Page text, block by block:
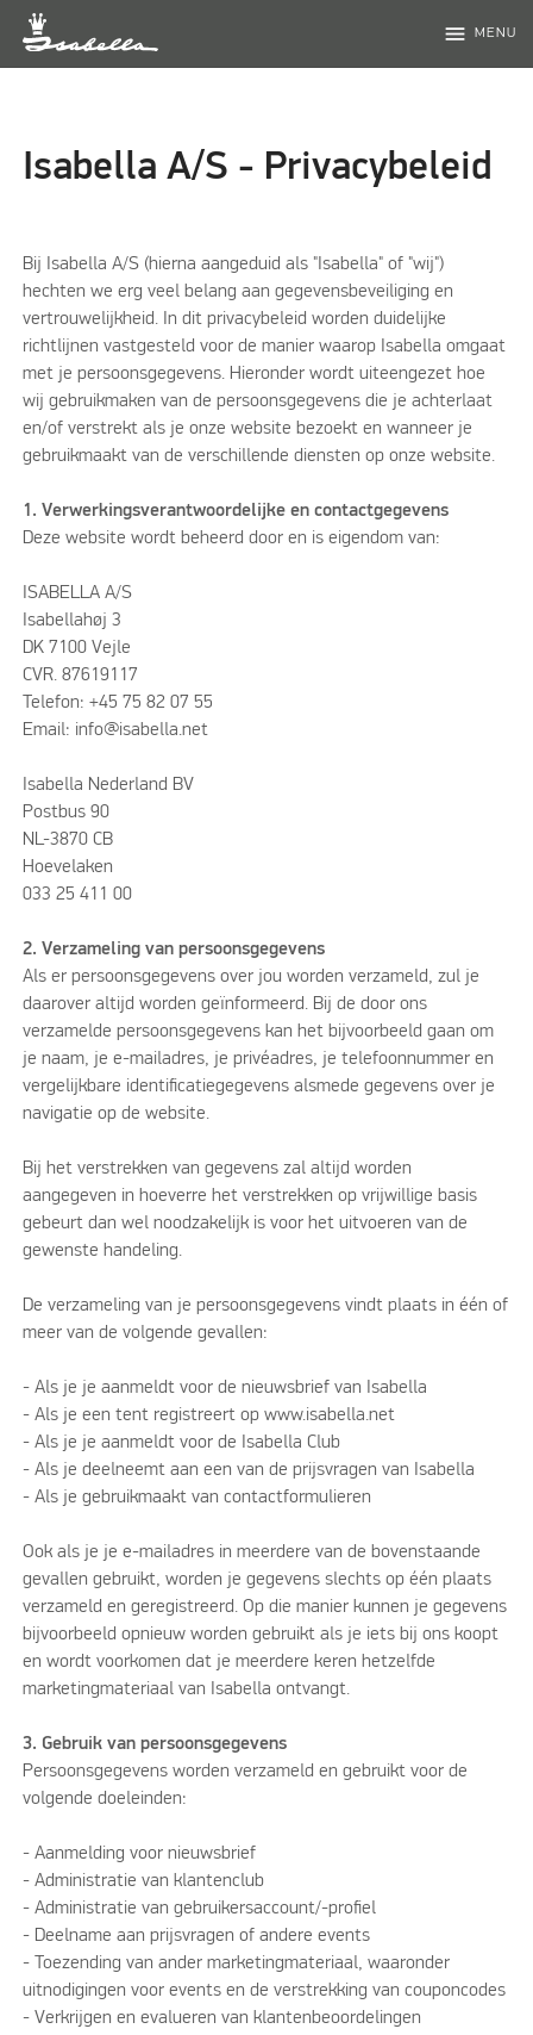
menu MENU
Isabella A/S - Privacybeleid
Bij Isabella A/S (hierna aangeduid als "Isabella" of "wij")
hechten we erg veel belang aan gegevensbeveiliging en
vertrouwelijkheid. In dit privacybeleid worden duidelijke
richtlijnen vastgesteld voor de manier waarop Isabella omgaat
met je persoonsgegevens. Hieronder wordt uiteengezet hoe
wij gebruikmaken van de persoonsgegevens die je achterlaat
en/of verstrekt als je onze website bezoekt en wanneer je
gebruikmaakt van de verschillende diensten op onze website.
1. Verwerkingsverantwoordelijke en contactgegevens
Deze website wordt beheerd door en is eigendom van:
ISABELLA A/S
Isabellahøj 3
DK 7100 Vejle
CVR. 87619117
Telefon: +45 75 82 07 55
Email: info@isabella.net
Isabella Nederland BV
Postbus 90
NL-3870 CB
Hoevelaken
033 25 411 00
2. Verzameling van persoonsgegevens
Als er persoonsgegevens over jou worden verzameld, zul je
daarover altijd worden geïnformeerd. Bij de door ons
verzamelde persoonsgegevens kan het bijvoorbeeld gaan om
je naam, je e-mailadres, je privéadres, je telefoonnummer en
vergelijkbare identificatiegegevens alsmede gegevens over je
navigatie op de website.
Bij het verstrekken van gegevens zal altijd worden
aangegeven in hoeverre het verstrekken op vrijwillige basis
gebeurt dan wel noodzakelijk is voor het uitvoeren van de
gewenste handeling.
De verzameling van je persoonsgegevens vindt plaats in één of
meer van de volgende gevallen:
- Als je je aanmeldt voor de nieuwsbrief van Isabella
- Als je een tent registreert op www.isabella.net
- Als je je aanmeldt voor de Isabella Club
- Als je deelneemt aan een van de prijsvragen van Isabella
- Als je gebruikmaakt van contactformulieren
Ook als je je e-mailadres in meerdere van de bovenstaande
gevallen gebruikt, worden je gegevens slechts op één plaats
verzameld en geregistreerd. Op die manier kunnen je gegevens
bijvoorbeeld opnieuw worden gebruikt als je iets bij ons koopt
en wordt voorkomen dat je meerdere keren hetzelfde
marketingmateriaal van Isabella ontvangt.
3. Gebruik van persoonsgegevens
Persoonsgegevens worden verzameld en gebruikt voor de
volgende doeleinden:
- Aanmelding voor nieuwsbrief
- Administratie van klantenclub
- Administratie van gebruikersaccount/-profiel
- Deelname aan prijsvragen of andere events
- Toezending van ander marketingmateriaal, waaronder
uitnodigingen voor events en de verstrekking van couponcodes
- Verkrijgen en evalueren van klantenbeoordelingen